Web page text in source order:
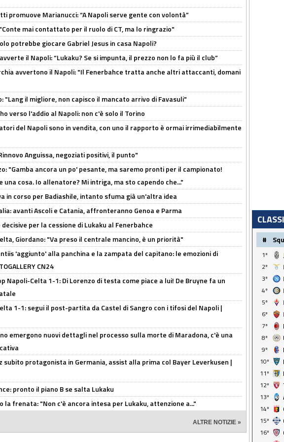
promuove Marianucci: “A Napoli serve gente con volontà”
mai contattato per il ruolo di CT, ma lo ringrazio"
potrebbe giocare Gabriel Jesus in casa Napoli?
il Napoli: “Lukaku? Se si impunta, il prezzo non lo fa più il club”
avvertono il Napoli: "Il Fenerbahce tratta anche altri attaccanti, domani
"Lang il migliore, non capisco il mancato arrivo di Favasuli"
verso l'addio al Napoli: non c'è solo il Torino
del Napoli sono in vendita, con uno il rapporto è ormai irrimediabilmente
Anguissa, negoziati positivi, il punto"
"Gamba ancora un po' pesante, ma saremo pronti per il campionato!
una cosa. Io allenatore? Mi intriga, ma sto capendo che..."
in corso per Badiashile, intanto sfuma già un'altra idea
avanti Ascoli e Catania, affronteranno Genoa e Parma
decisive per la cessione di Lukaku al Fenerbahce
Giordano: "Va preso il centrale mancino, è un priorità"
'aggiunto' alla panchina e la zampata del capitano: le emozioni di
CN24
Napoli-Celta 1-1: Di Lorenzo di testa come piace a lui! De Bruyne fa un
1-1: segui il post-partita da Castel di Sangro con i tifosi del Napoli |
emergono nuovi dettagli nel processo sulla morte di Maradona, c'è una
subito protagonista in Germania, assist alla prima col Bayer Leverkusen |
pronto il piano B se salta Lukaku
la frenata: "Non c'è ancora intesa per Lukaku, attenzione a..."
ALTRE NOTIZIE »
#
1º
2º
3º
4º
5º
6º
7º
8º
9º
10º
11º
12º
13º
14º
15º
16º